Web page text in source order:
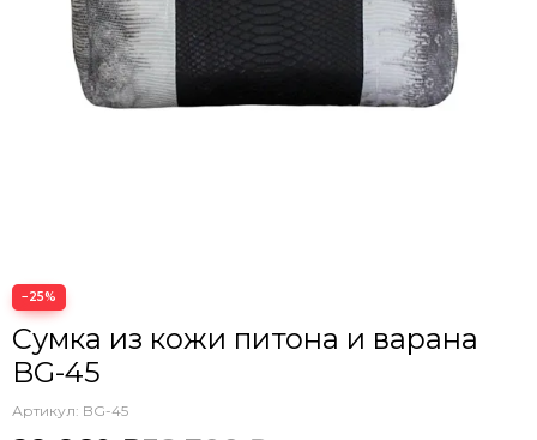
−25%
Сумка из кожи питона и варана
BG-45
Артикул: BG-45